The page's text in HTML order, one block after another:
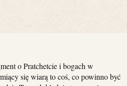
o Pratchetcie i bogach w
się wiarą to coś, co powinno być